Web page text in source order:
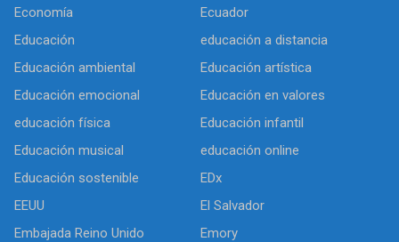
Economía
Ecuador
Educación
educación a distancia
Educación ambiental
Educación artística
Educación emocional
Educación en valores
educación física
Educación infantil
Educación musical
educación online
Educación sostenible
EDx
EEUU
El Salvador
Embajada Reino Unido
Emory